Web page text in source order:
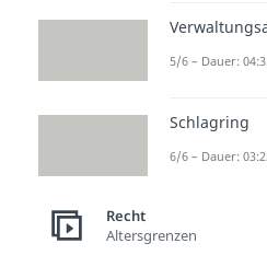
Invitatio
Definition
zur
In
5/6 – Dauer:
Schlagring
6/6 – Dauer:
Recht
Altersgrenzen